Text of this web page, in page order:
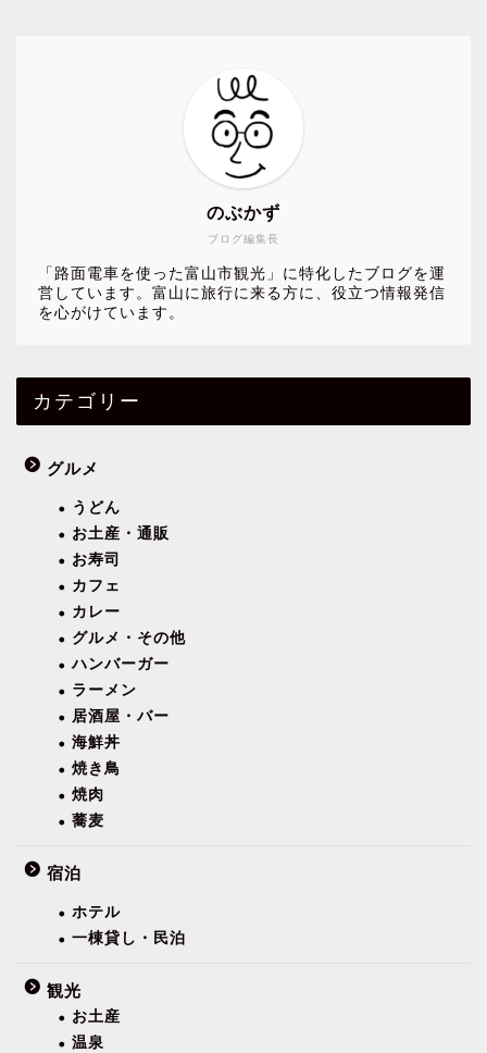
ブログ編集長
のぶかず
「路面電車を使った富山市観光」に特化したブログを運
営しています。富山に旅行に来る方に、役立つ情報発信
を心がけています。
カテゴリー
グルメ
うどん
お土産・通販
お寿司
カフェ
カレー
グルメ・その他
ハンバーガー
ラーメン
居酒屋・バー
海鮮丼
焼き鳥
焼肉
蕎麦
宿泊
ホテル
一棟貸し・民泊
観光
お土産
温泉